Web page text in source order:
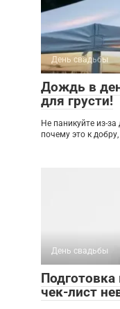
День свадьбы
Дождь в
для грусти!
Не паникуйте из-
почему это к добру,
День свадьбы
Подготовка
чек-лист